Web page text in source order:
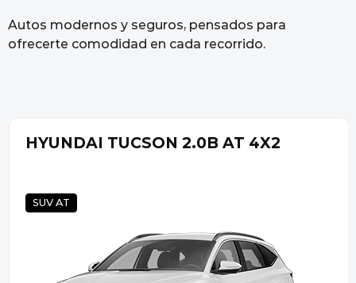
Autos modernos y seguros, pensados para
ofrecerte comodidad en cada recorrido.
HYUNDAI TUCSON 2.0B AT 4X2
SUV AT